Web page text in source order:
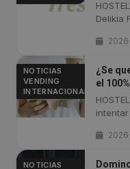
Delikia
NOTICIAS
VENDING
INTERNACIONAL
¿Se
el
NOTICIAS